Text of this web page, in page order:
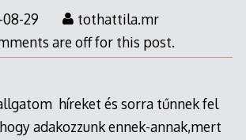
08-292014-
10-
04
tothattila.mr
are off for this post.
híreket és sorra tűnnek fel
adakozzunk ennek-annak,mert